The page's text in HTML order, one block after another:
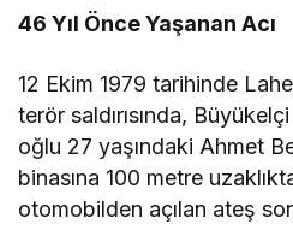
46 Yıl Önce Yaşanan Acı
12 Ekim 1979 tarihinde
terör saldırısında,
oğlu 27 yaşındaki Ahmet
binasına 100 metre
otomobilden açılan ateş